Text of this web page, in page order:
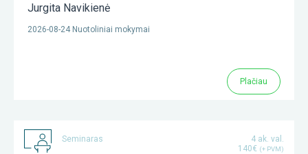
Jurgita Navikienė
2026-08-24 Nuotoliniai mokymai
Plačiau
Seminaras
4 ak. val.
140€ (+ PVM)